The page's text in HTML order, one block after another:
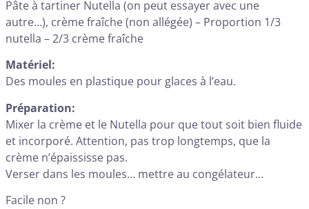
Pâte à tartiner Nutella (on peut essayer avec une
autre…), crème fraîche (non allégée) – Proportion 1/3
nutella – 2/3 crème fraîche
Matériel:
Des moules en plastique pour glaces à l’eau.
Préparation:
Mixer la crème et le Nutella pour que tout soit bien fluide
et incorporé. Attention, pas trop longtemps, que la
crème n’épaississe pas.
Verser dans les moules… mettre au congélateur…
Facile non ?